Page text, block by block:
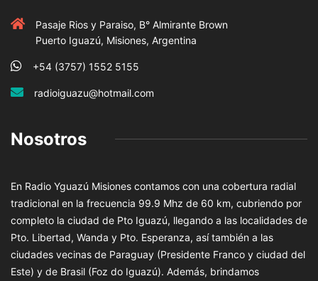
Pasaje Rios y Paraiso, B° Almirante Brown
Puerto Iguazú, Misiones, Argentina
+54 (3757) 1552 5155
radioiguazu@hotmail.com
Nosotros
En Radio Yguazú Misiones contamos con una cobertura radial
tradicional en la frecuencia 99.9 Mhz de 60 km, cubriendo por
completo la ciudad de Pto Iguazú, llegando a las localidades de
Pto. Libertad, Wanda y Pto. Esperanza, así también a las
ciudades vecinas de Paraguay (Presidente Franco y ciudad del
Este) y de Brasil (Foz do Iguazú). Además, brindamos